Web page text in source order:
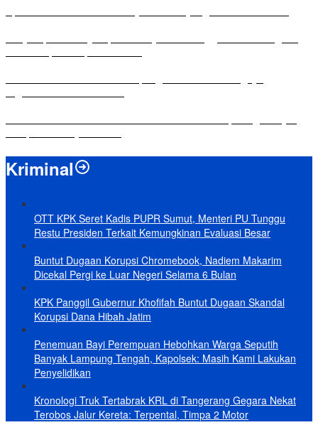
Kriminal
OTT KPK Seret Kadis PUPR Sumut, Menteri PU Tunggu
Restu Presiden Terkait Kemungkinan Evaluasi Besar
Buntut Dugaan Korupsi Chromebook, Nadiem Makarim
Dicekal Pergi ke Luar Negeri Selama 6 Bulan
KPK Panggil Gubernur Khofifah Buntut Dugaan Skandal
Korupsi Dana Hibah Jatim
Penemuan Bayi Perempuan Hebohkan Warga Seputih
Banyak Lampung Tengah, Kapolsek: Masih Kami Lakukan
Penyelidikan
Kronologi Truk Tertabrak KRL di Tangerang Gegara Nekat
Terobos Jalur Kereta: Terpental, Timpa 2 Motor